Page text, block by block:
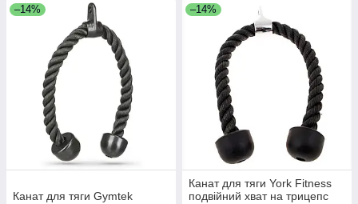
–14%
Канат для тяги Gymtek
–14%
Канат для тяги York Fitness
подвійний хват на трицепс